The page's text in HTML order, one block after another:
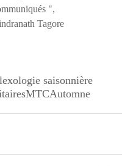
",
Tagore
saisonnière
MTCAutomne